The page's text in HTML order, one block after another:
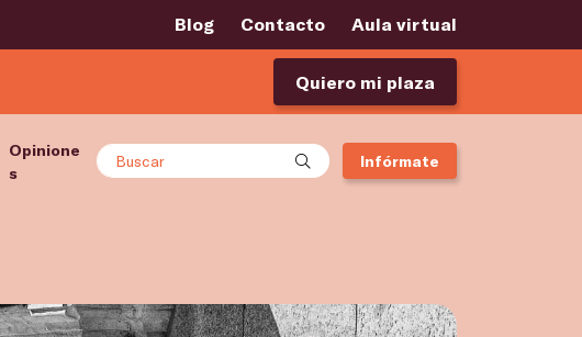
Blog Contacto Aula virtual
Quiero mi plaza
Opinione
s
Buscar Infórmate